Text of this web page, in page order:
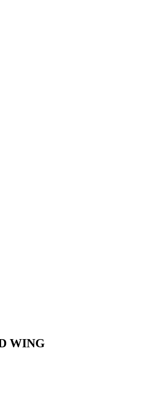
WING